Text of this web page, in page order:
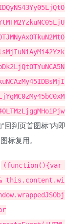
回到页首图标”内
标复用。
(function(){var